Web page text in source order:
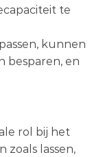
te
kunnen
besparen, en
rol bij het
zoals lassen,